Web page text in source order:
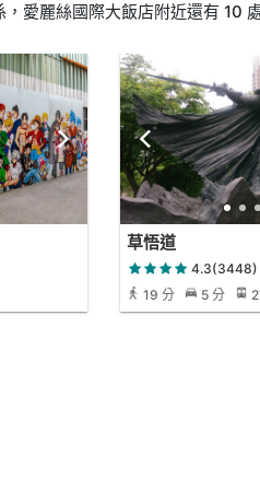
，愛麗絲國際大飯店附近還有 10
草悟道
4.3(3448)
19 分
5 分